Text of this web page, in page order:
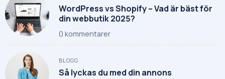
WordPress vs Shopify – Vad är bäst för
din webbutik 2025?
0 kommentarer
BLOGG
Så lyckas du med din annons